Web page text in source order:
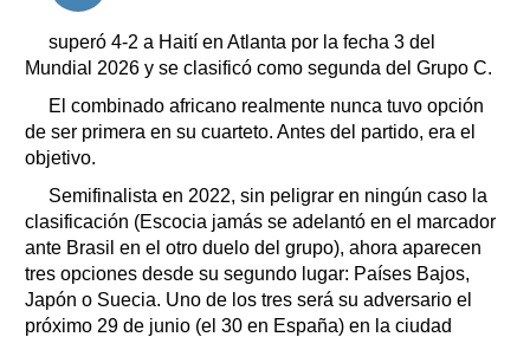
superó 4-2 a Haití en Atlanta por la fecha 3 del
Mundial 2026 y se clasificó como segunda del Grupo C.
El combinado africano realmente nunca tuvo opción
de ser primera en su cuarteto. Antes del partido, era el
objetivo.
Semifinalista en 2022, sin peligrar en ningún caso la
clasificación (Escocia jamás se adelantó en el marcador
ante Brasil en el otro duelo del grupo), ahora aparecen
tres opciones desde su segundo lugar: Países Bajos,
Japón o Suecia. Uno de los tres será su adversario el
próximo 29 de junio (el 30 en España) en la ciudad